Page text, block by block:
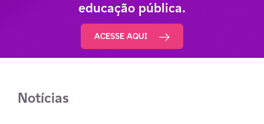
educação pública.
ACESSE AQUI
Notícias